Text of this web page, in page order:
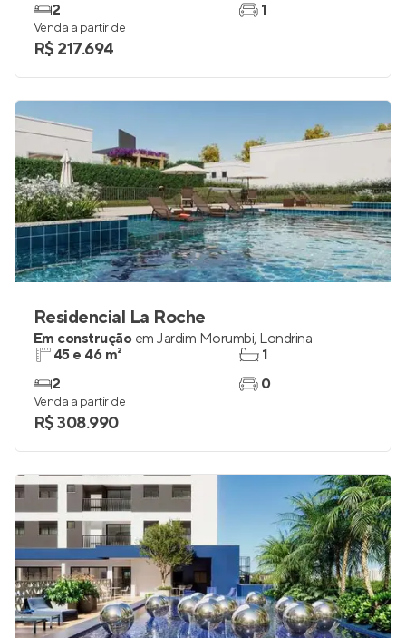
2
1
Venda a partir de
R$ 217.694
Residencial La Roche
Em construção em Jardim Morumbi, Londrina
45 e 46 m²
2
1
0
Venda a partir de
R$ 308.990